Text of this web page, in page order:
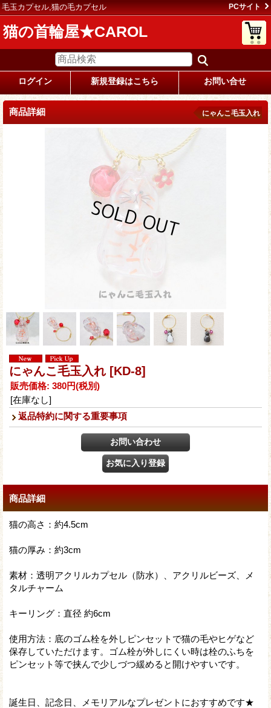
毛玉カプセル,猫の毛カプセル PCサイト
猫の首輪屋★CAROL
ログイン 新規登録はこちら お問い合せ
商品詳細 にゃんこ毛玉入れ
にゃんこ毛玉入れ [KD-8]
販売価格: 380円(税別)
[在庫なし]
返品特約に関する重要事項
商品詳細
猫の高さ：約4.5cm
猫の厚み：約3cm
素材：透明アクリルカプセル（防水）、アクリルビーズ、メ
タルチャーム
キーリング：直径 約6cm
使用方法：底のゴム栓を外しピンセットで猫の毛やヒゲなど
保存していただけます。ゴム栓が外しにくい時は栓のふちを
ピンセット等で挟んで少しづつ緩めると開けやすいです。
誕生日、記念日、メモリアルなプレゼントにおすすめです★